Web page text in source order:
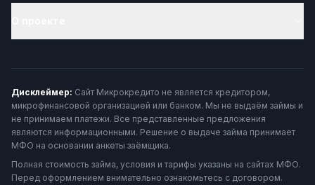
Дисклеймер: Сайт Микрокредито не является кредитором,
микрофинансовой организацией или банком. Мы не выдаём займы и
не принимаем платежи. Все представленные предложения
являются информационными. Решение о выдаче займа принимает
МФО на основании анкеты заёмщика.
Полная стоимость займа, условия и тарифы указаны на сайтах МФО.
Перед оформлением внимательно ознакомьтесь с договором.